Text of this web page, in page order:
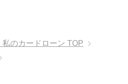
私のカードローン TOP